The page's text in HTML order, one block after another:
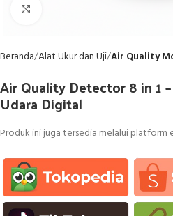
Beranda Alat Ukur dan Uji Air Quality
Air Quality Detector 8 in 1
Udara Digital
Produk ini juga tersedia melalui platform